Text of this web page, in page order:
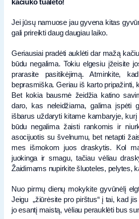
kačiuko tualeto!
Jei jūsų namuose jau gyvena kitas
gali prireikti daug daugiau laiko.
Geriausiai pradėti auklėti dar mažą
būdu negalima. Tokiu elgesiu įžeisite
prarasite pasitikėjimą. Atminkite,
beprasmiška. Geriau iš karto pripažinti,
Bet kokia bausmė žeidžia katino
daro, kas neleidžiama, galima įspėti
išbarus uždaryti kitame kambaryje, kurį
būdu negalima žaisti rankomis ir
asocijuotis su švelnumu, bet netapti
mes išmokom juos draskytis. Kol
juokinga ir smagu, tačiau vėliau
Žaidimams nupirkite šluoteles, pelytes,
Nuo pirmų dienų mokykite gyvūnėlį
Jeigu „žiūrėsite pro pirštus“ į tai, kad
jo esantį maistą, vėliau perauklėti bus